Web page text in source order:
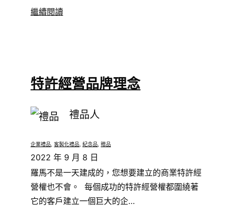
繼續閱讀
特許經營品牌理念
禮品人
企業禮品 客製化禮品 紀念品 贈品
2022 年 9 月 8 日
羅馬不是一天建成的，您想要建立的商業特許經
營權也不會。 每個成功的特許經營權都圍繞著
它的客戶建立一個巨大的企…